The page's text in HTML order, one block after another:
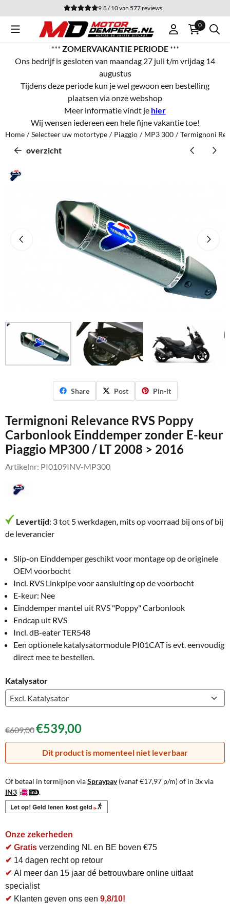
Cookievoorkeuren zijn momenteel gesloten.
9.8 / 10van 577reviews
0
***ZOMERVAKANTIE PERIODE***
Ons bedrijf is gesloten van maandag 27 juli t/m vrijdag 14
augustus
Tijdens deze periode kun je wel gewoon een bestelling
plaatsen via onze webshop
Meer informatie vindt je hier
Wij wensen iedereen een hele fijne vakantie toe!
Home / Selecteer uw motortype / Piaggio / MP3 300 / Termignoni
overzicht
Share Post Pin-it
Termignoni Relevance RVS Poppy
Carbonlook Einddemper zonder E-keur
Piaggio MP300 / LT 2008 > 2016
Artikelnr: PI0109INV-MP300
Levertijd: 3 tot 5 werkdagen, mits op voorraad bij ons of bij
de leverancier
Slip-on Einddemper geschikt voor montage op de originele
OEM voorbocht
Incl. RVS Linkpipe voor aansluiting op de voorbocht
E-keur: Nee
Einddemper mantel uit RVS "Poppy" Carbonlook
Endcap uit RVS
Incl. dB-eater TER548
Een optionele katalysatormodule PI01CAT is evt. eenvoudig
direct mee te bestellen.
Katalysator
€609,00€539,00
Dit product is momenteel niet leverbaar
Of betaal in termijnen viaSpraypay(vanaf€17,97 p/m) of in 3x via
IN3
.
Onze zekerheden
✔ Gratis verzending NL en BE boven €75
✔ 14 dagen recht op retour
✔ Al meer dan 15 jaar dé betrouwbare online uitlaat
specialist
✔ Klanten geven ons een 9,8/10!